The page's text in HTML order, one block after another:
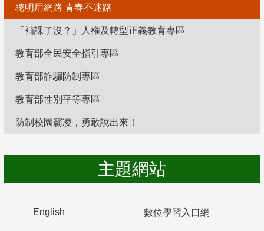
聰明用網路 青春不迷路
「補課了沒？」人權及轉型正義教育專區
教育部全民安全指引專區
教育部詐騙防制專區
教育部性別平等專區
防制校園霸凌，勇敢說出來！
主題網站
English 數位學習入口網